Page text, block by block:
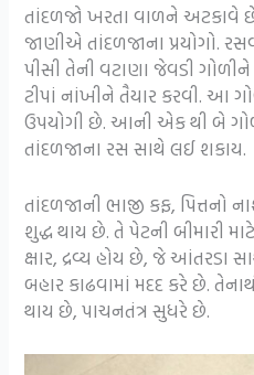
તાંદળજો ખરતા વાળને અટકાવે
જાણીએ તાંદળજાના પ્રયોગો.
પીસી તેની વટાણા જેવડી
ટીપાં નાંખીને તૈયાર કરવી. આ
ઉપયોગી છે. આની એક થી બે
તાંદળજાના રસ સાથે લઈ શકાય.
તાંદળજાની ભાજી કફ, પિત્તનો
શુદ્ધ થાય છે. તે પેટની બીમારી
ક્ષાર, દ્રવ્ય હોય છે, જે આંતરડા
બહાર કાઢવામાં મદદ કરે છે.
થાય છે, પાચનતંત્ર સુધરે છે.